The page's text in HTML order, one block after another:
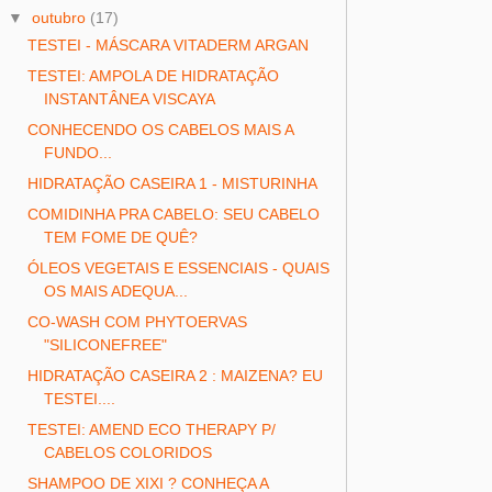
▼ outubro (17)
TESTEI - MÁSCARA VITADERM ARGAN
TESTEI: AMPOLA DE HIDRATAÇÃO
INSTANTÂNEA VISCAYA
CONHECENDO OS CABELOS MAIS A
FUNDO...
HIDRATAÇÃO CASEIRA 1 - MISTURINHA
COMIDINHA PRA CABELO: SEU CABELO
TEM FOME DE QUÊ?
ÓLEOS VEGETAIS E ESSENCIAIS - QUAIS
OS MAIS ADEQUA...
CO-WASH COM PHYTOERVAS
"SILICONEFREE"
HIDRATAÇÃO CASEIRA 2 : MAIZENA? EU
TESTEI....
TESTEI: AMEND ECO THERAPY P/
CABELOS COLORIDOS
SHAMPOO DE XIXI ? CONHEÇA A